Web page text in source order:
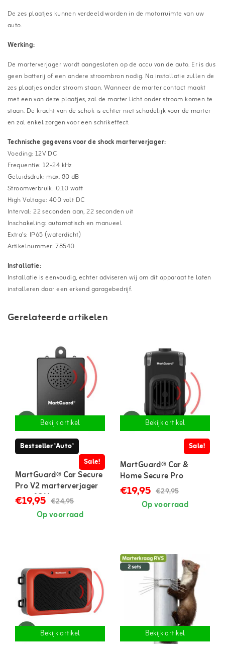
De zes plaatjes kunnen verdeeld worden in de motorruimte van uw
auto.
Werking:
De marterverjager wordt aangesloten op de accu van de auto. Er is dus
geen batterij of een andere stroombron nodig. Na installatie zullen de
zes plaatjes onder stroom staan. Wanneer de marter contact maakt
met een van deze plaatjes, zal de marter licht onder stroom komen te
staan. De kracht van de schok is echter niet schadelijk voor de marter
en zal enkel zorgen voor een schrikeffect.
Technische gegevens voor de shock marterverjager:
Voeding: 12V DC
Frequentie: 12-24 kHz
Geluidsdruk: max. 80 dB
Stroomverbruik: 0.10 watt
High Voltage: 400 volt DC
Interval: 22 seconden aan, 22 seconden uit
Inschakeling: automatisch en manueel
Extra's: IP65 (waterdicht)
Artikelnummer: 78540
Installatie:
Installatie is eenvoudig, echter adviseren wij om dit apparaat te laten
installeren door een erkend garagebedrijf.
Gerelateerde artikelen
Bekijk artikel
Bestseller 'Auto'
Sale!
MartGuard® Car Secure
Pro V2 marterverjager
auto 12 V
€19,95 €24,95
Op voorraad
Bekijk artikel
Sale!
MartGuard® Car &
Home Secure Pro
marterverjager voor in
auto en huis
€19,95 €29,95
Op voorraad
Bekijk artikel
Bekijk artikel